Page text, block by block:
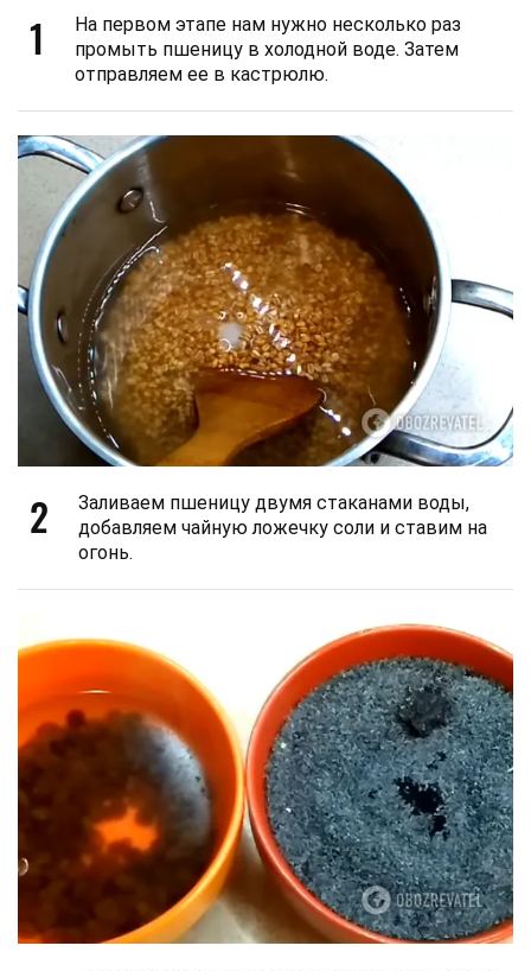
1
На первом этапе нам нужно несколько раз
промыть пшеницу в холодной воде. Затем
отправляем ее в кастрюлю.
2
Заливаем пшеницу двумя стаканами воды,
добавляем чайную ложечку соли и ставим на
огонь.